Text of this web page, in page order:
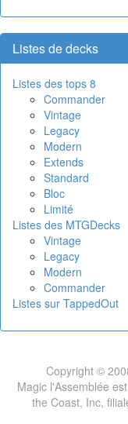
Listes de decks
Listes des tops 8
Commander
Vintage
Legacy
Modern
Extends
Standard
Bloc
Limité
Listes des MTGDecks
Vintage
Legacy
Modern
Commander
Listes sur TappedOut
Copyright ©
Magic l'Assemblée
the Coast, Inc,